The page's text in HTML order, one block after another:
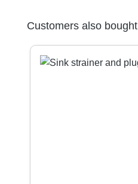
Skip product gallery
Customers also bought